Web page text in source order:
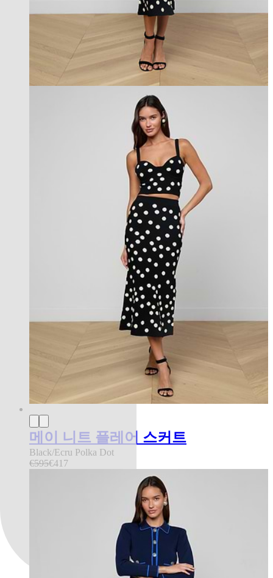
메이 니트 플레어 스커트
Black/Ecru Polka Dot
€595€417